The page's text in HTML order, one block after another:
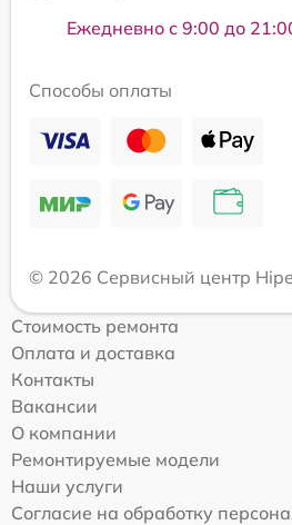
Ежедневно с 9:00 до
Способы оплаты
© 2026 Сервисный центр
Стоимость ремонта
Оплата и доставка
Контакты
Вакансии
О компании
Ремонтируемые модели
Наши услуги
Согласие на обработку